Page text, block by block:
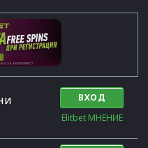
ВХОД
Elitbet МНЕНИЕ